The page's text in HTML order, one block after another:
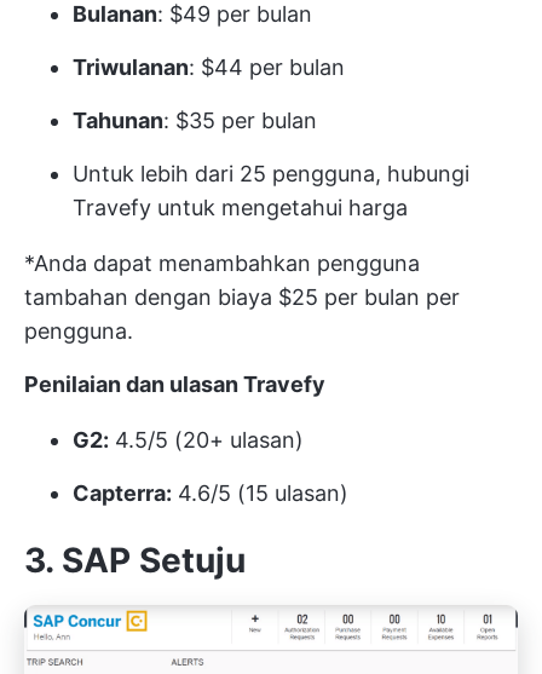
Bulanan: $49 per bulan
Triwulanan: $44 per bulan
Tahunan: $35 per bulan
Untuk lebih dari 25 pengguna, hubungi
Travefy untuk mengetahui harga
*Anda dapat menambahkan pengguna
tambahan dengan biaya $25 per bulan per
pengguna.
Penilaian dan ulasan Travefy
G2: 4.5/5 (20+ ulasan)
Capterra: 4.6/5 (15 ulasan)
3. SAP Setuju